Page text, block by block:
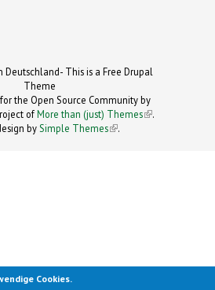
Deutschland- This is a Free Drupal
Theme
the Open Source Community by
external)
ofMore than (just) Themes (link is
.
by Simple Themes
(link is
.
Cookies.